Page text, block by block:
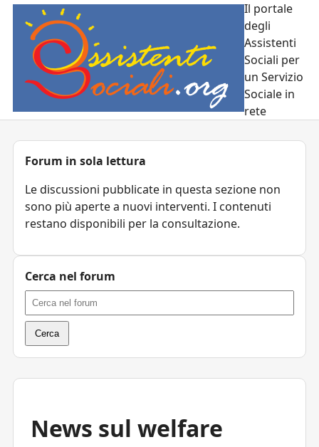
Il portale
degli
Assistenti
Sociali per
un Servizio
Sociale in
rete
News sul welfare
Forum in sola lettura
Le discussioni pubblicate in questa sezione non
sono più aperte a nuovi interventi. I contenuti
restano disponibili per la consultazione.
Cerca nel forum
Cerca